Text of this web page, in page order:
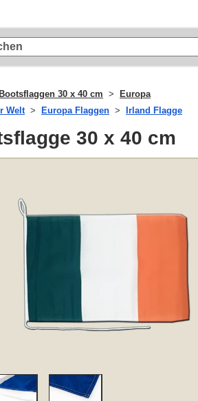
Bootsflaggen 30 x 40 cm
Europa
Welt
Europa Flaggen Irland Flagge
30 x 40 cm